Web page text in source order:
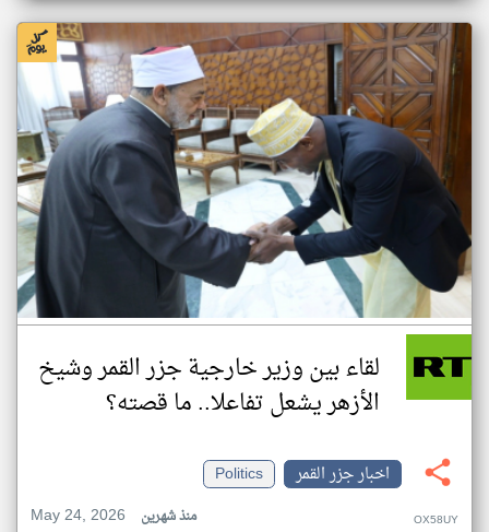
لقاء بين وزير خارجية جزر القمر وشيخ
الأزهر يشعل تفاعلا.. ما قصته؟
اخبار جزر القمر
Politics
May 24, 2026
منذ شهرين OX58UY